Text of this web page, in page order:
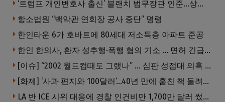
‘트럼프 개인변호사 출신’ 블랜치 법무장관 인준…상원 50대49 가결
항소법원 “백악관 연회장 공사 중단” 명령
한인타운 6가 호바트에 80세대 저소득층 아파트 준공
한인 한의사, 환자 성추행·폭행 혐의 기소 … 면허 긴급정지
[이슈] “2002 월드컵때도 그랬나” … 심판 성접대 의혹 해외로 일파만파, 4강 신화까지 불똥
[화제] ‘사과 편지와 100달러’…40년 만에 훔친 책 돌려준 절도범
LA 반 ICE 시위 대응에 경찰 인건비만 1,700만 달러 썼다.